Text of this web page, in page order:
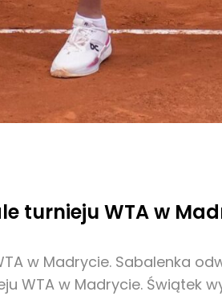
turnieju WTA w
w Madrycie. Sabalenka
WTA w Madrycie. Świątek